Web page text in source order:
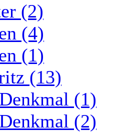
(2)
(4)
(1)
(13)
(1)
(2)